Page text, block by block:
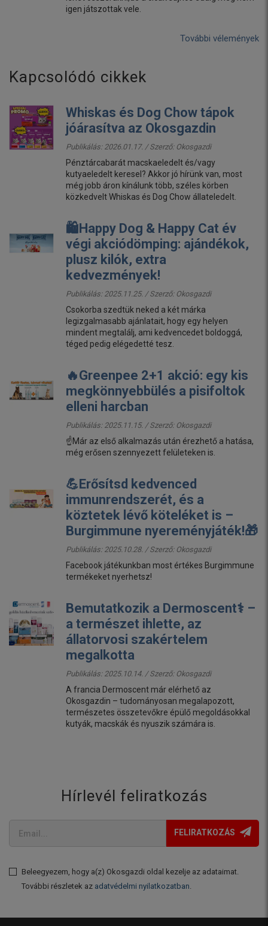
igen játszottak vele.
További vélemények
Kapcsolódó cikkek
Whiskas és Dog Chow tápok
jóárasítva az Okosgazdin
Publikálás: 2026.01.17. / Szerző: Okosgazdi
Pénztárcabarát macskaeledelt és/vagy
kutyaeledelt keresel? Akkor jó hírünk van, most
még jobb áron kínálunk több, széles körben
közkedvelt Whiskas és Dog Chow állateledelt.
🛍️Happy Dog & Happy Cat év
végi akciódömping: ajándékok,
plusz kilók, extra
kedvezmények!
Publikálás: 2025.11.25. / Szerző: Okosgazdi
Csokorba szedtük neked a két márka
legizgalmasabb ajánlatait, hogy egy helyen
mindent megtalálj, ami kedvencedet boldoggá,
téged pedig elégedetté tesz.
🔥Greenpee 2+1 akció: egy kis
megkönnyebbülés a pisifoltok
elleni harcban
Publikálás: 2025.11.15. / Szerző: Okosgazdi
☝️Már az első alkalmazás után érezhető a hatása,
még erősen szennyezett felületeken is.
💪Erősítsd kedvenced
immunrendszerét, és a
köztetek lévő köteléket is –
Burgimmune nyereményjáték!🎁
Publikálás: 2025.10.28. / Szerző: Okosgazdi
Facebook játékunkban most értékes Burgimmune
termékeket nyerhetsz!
Bemutatkozik a Dermoscent⚕️ –
a természet ihlette, az
állatorvosi szakértelem
megalkotta
Publikálás: 2025.10.14. / Szerző: Okosgazdi
A francia Dermoscent már elérhető az
Okosgazdin – tudományosan megalapozott,
természetes összetevőkre épülő megoldásokkal
kutyák, macskák és nyuszik számára is.
Hírlevél feliratkozás
FELIRATKOZÁS
Beleegyezem, hogy a(z) Okosgazdi oldal kezelje az adataimat.
További részletek az adatvédelmi nyilatkozatban.